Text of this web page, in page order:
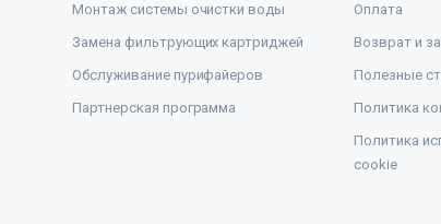
Монтаж системы очистки воды
Замена фильтрующих картриджей
Обслуживание пурифайеров
Партнерская программа
Оплата
Возврат и
Полезные
Политика
Политика
cookie